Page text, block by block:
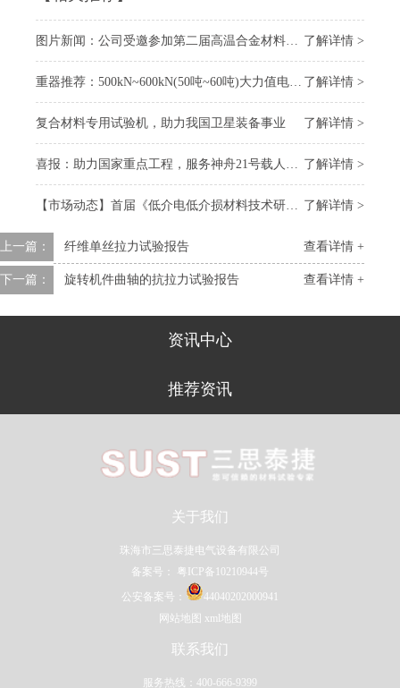
了解详情 >
图片新闻：公司受邀参加第二届高温合金材料大会
了解详情 >
重器推荐：500kN~600kN(50吨~60吨)大力值电子万能试验机
了解详情 >
复合材料专用试验机，助力我国卫星装备事业
了解详情 >
喜报：助力国家重点工程，服务神舟21号载人飞船 “上太空”
了解详情 >
【市场动态】首届《低介电低介损材料技术研讨会》召开，我司受邀参会
查看详情 +
上一篇： 纤维单丝拉力试验报告
查看详情 +
下一篇： 旋转机件曲轴的抗拉力试验报告
资讯中心
推荐资讯
关于我们
珠海市三思泰捷电气设备有限公司
备案号：
粤ICP备10210944号
公安备案号：
44040202000941
网站地图 xml地图
联系我们
服务热线：400-666-9399